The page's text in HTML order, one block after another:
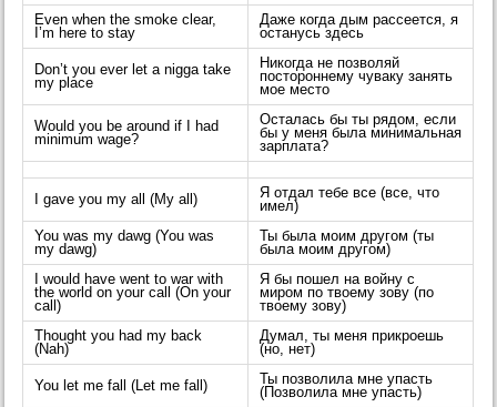
Even when the smoke clear,
I’m here to stay
Даже когда дым рассеется, я
останусь здесь
Don’t you ever let a nigga take
my place
Никогда не позволяй
постороннему чуваку занять
мое место
Would you be around if I had
minimum wage?
Осталась бы ты рядом, если
бы у меня была минимальная
зарплата?
I gave you my all (My all)
Я отдал тебе все (все, что
имел)
You was my dawg (You was
my dawg)
Ты была моим другом (ты
была моим другом)
I would have went to war with
the world on your call (On your
call)
Я бы пошел на войну с
миром по твоему зову (по
твоему зову)
Thought you had my back
(Nah)
Думал, ты меня прикроешь
(но, нет)
You let me fall (Let me fall)
Ты позволила мне упасть
(Позволила мне упасть)